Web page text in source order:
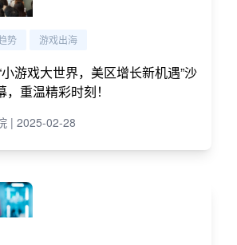
势 游戏出海
小游戏大世界，美区增长新机遇”沙
重温精彩时刻！
| 2025-02-28